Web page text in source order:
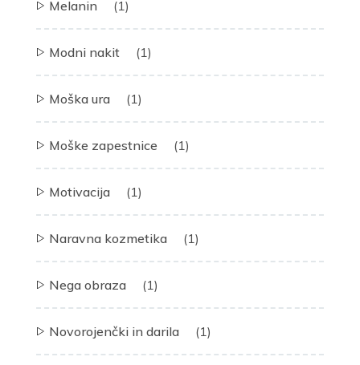
Melanin (1)
Modni nakit (1)
Moška ura (1)
Moške zapestnice (1)
Motivacija (1)
Naravna kozmetika (1)
Nega obraza (1)
Novorojenčki in darila (1)